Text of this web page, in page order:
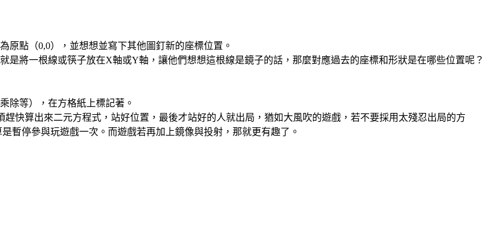
原點（0,0），並想想並寫下其他圖釘新的座標位置。
是將一根線或筷子放在X軸或Y軸，讓他們想想這根線是鏡子的話，那麼對應過去的座標和形狀是在哪些位置呢？
除等），在方格紙上標記著。
快算出來二元方程式，站好位置，最後才站好的人就出局，猶如大風吹的遊戲，若不要採用太殘忍出局的方
暫停參與玩遊戲一次。而遊戲若再加上鏡像與投射，那就更有趣了。